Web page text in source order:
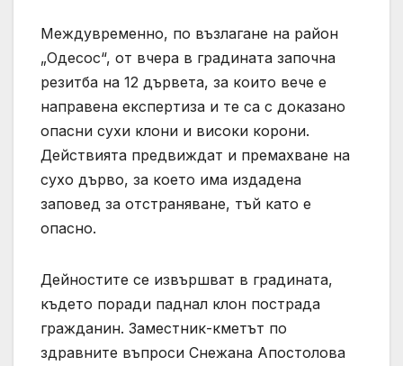
Междувременно, по възлагане на район
„Одесос“, от вчера в градината започна
резитба на 12 дървета, за които вече е
направена експертиза и те са с доказано
опасни сухи клони и високи корони.
Действията предвиждат и премахване на
сухо дърво, за което има издадена
заповед за отстраняване, тъй като е
опасно.
Дейностите се извършват в градината,
където поради паднал клон пострада
гражданин. Заместник-кметът по
здравните въпроси Снежана Апостолова